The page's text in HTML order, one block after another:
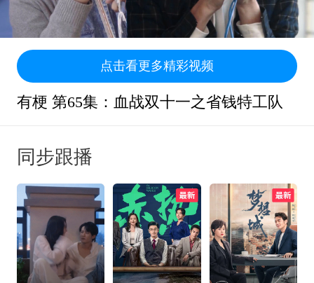
点击看更多精彩视频
有梗 第65集：血战双十一之省钱特工队
同步跟播